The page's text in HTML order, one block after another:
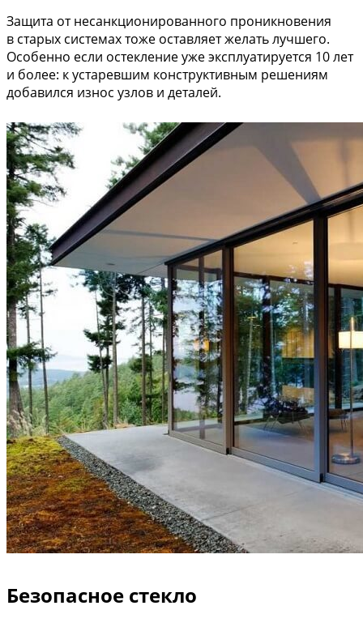
Защита от несанкционированного проникновения
в старых системах тоже оставляет желать лучшего.
Особенно если остекление уже эксплуатируется 10 лет
и более: к устаревшим конструктивным решениям
добавился износ узлов и деталей.
Безопасное стекло